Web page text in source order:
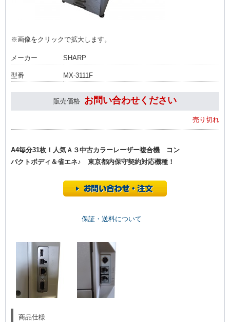
※画像をクリックで拡大します。
メーカー SHARP
型番 MX-3111F
販売価格 お問い合わせください
売り切れ
A4毎分31枚！人気Ａ３中古カラーレーザー複合機 コン
パクトボディ＆省エネ♪ 東京都内保守契約対応機種！
保証・送料について
商品仕様